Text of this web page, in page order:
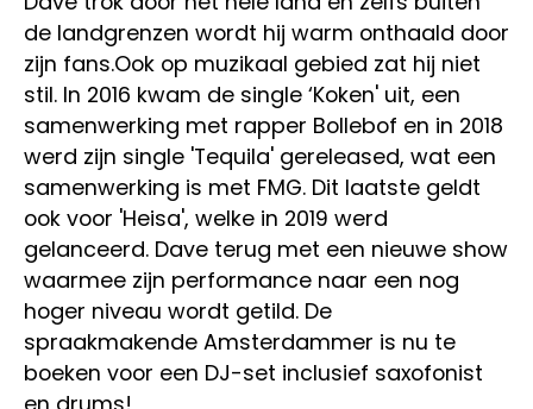
de landgrenzen wordt hij warm onthaald door
zijn fans.Ook op muzikaal gebied zat hij niet
stil. In 2016 kwam de single ‘Koken' uit, een
samenwerking met rapper Bollebof en in 2018
werd zijn single 'Tequila' gereleased, wat een
samenwerking is met FMG. Dit laatste geldt
ook voor 'Heisa', welke in 2019 werd
gelanceerd. Dave terug met een nieuwe show
waarmee zijn performance naar een nog
hoger niveau wordt getild. De
spraakmakende Amsterdammer is nu te
boeken voor een DJ-set inclusief saxofonist